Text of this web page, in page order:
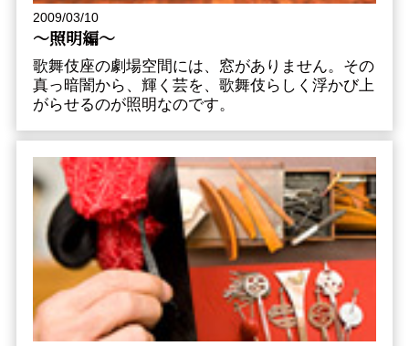
2009/03/10
～照明編～
歌舞伎座の劇場空間には、窓がありません。その
真っ暗闇から、輝く芸を、歌舞伎らしく浮かび上
がらせるのが照明なのです。